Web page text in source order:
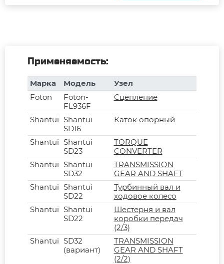
Применяемость:
Марка Модель
Узел
Foton
Foton-
FL936F
Сцепление
Shantui Shantui
SD16
Каток опорный
Shantui Shantui
SD23
TORQUE
CONVERTER
Shantui Shantui
SD32
TRANSMISSION
GEAR AND SHAFT
Shantui Shantui
SD22
Турбинный вал и
ходовое колесо
Shantui Shantui
SD22
Шестерня и вал
коробки передач
(2/3)
Shantui SD32
(вариант)
TRANSMISSION
GEAR AND SHAFT
(2/2)